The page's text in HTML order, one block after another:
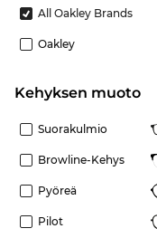
All Oakley Brands
Oakley
Kehyksen muoto
Suorakulmio
Browline-Kehys
Pyöreä
Pilot